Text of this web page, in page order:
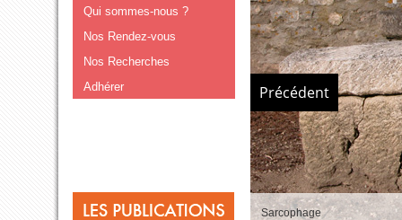
Qui sommes-nous ?
Nos Rendez-vous
Nos Recherches
Adhérer
Sarcophage
Précédent